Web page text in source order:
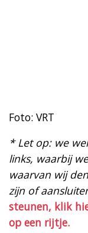
Foto: VRT
* Let op: we
links, waarbij
waarvan wij
zijn of
steunen, klik
op een rijtje.